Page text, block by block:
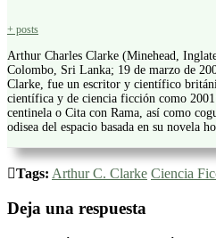
+ posts
Arthur Charles Clarke (Minehead,
Colombo, Sri Lanka; 19 de marzo de
Clarke, fue un escritor y científico
científica y de ciencia ficción como
centinela o Cita con Rama, así como
odisea del espacio basada en su novela
Tags: Arthur C. Clarke Ciencia
Deja una respuesta